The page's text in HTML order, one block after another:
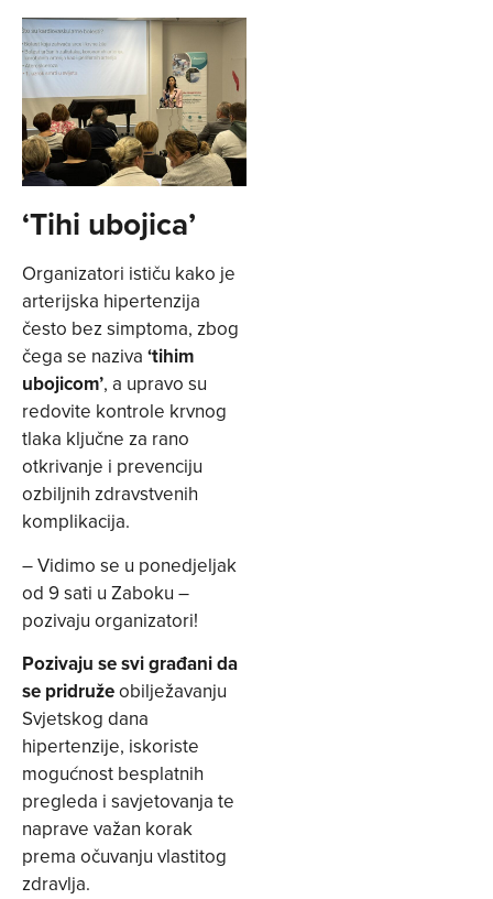
‘Tihi ubojica’
Organizatori ističu kako je
arterijska hipertenzija
često bez simptoma, zbog
čega se naziva ‘tihim
ubojicom’, a upravo su
redovite kontrole krvnog
tlaka ključne za rano
otkrivanje i prevenciju
ozbiljnih zdravstvenih
komplikacija.
– Vidimo se u ponedjeljak
od 9 sati u Zaboku –
pozivaju organizatori!
Pozivaju se svi građani da
se pridružeobilježavanju
Svjetskog dana
hipertenzije, iskoriste
mogućnost besplatnih
pregleda i savjetovanja te
naprave važan korak
prema očuvanju vlastitog
zdravlja.